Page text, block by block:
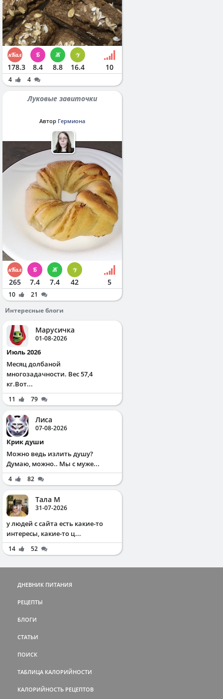
178.3 8.4 8.8 16.4 10
4 4
Луковые завиточки
Автор Гермиона
265 7.4 7.4 42 5
10
21
Интересные блоги
Марусичка
01-08-2026
Июль 2026
Месяц долбаной
многозадачности. Вес 57,4
кг.Вот...
11 79
Лиса
07-08-2026
Крик души
Можно ведь излить душу?
Думаю, можно.. Мы с муже...
4 82
Тала М
31-07-2026
у людей с сайта есть какие-то
интересы, какие-то ц...
14 52
ДНЕВНИК ПИТАНИЯ
РЕЦЕПТЫ
БЛОГИ
СТАТЬИ
ПОИСК
ТАБЛИЦА КАЛОРИЙНОСТИ
КАЛОРИЙНОСТЬ РЕЦЕПТОВ